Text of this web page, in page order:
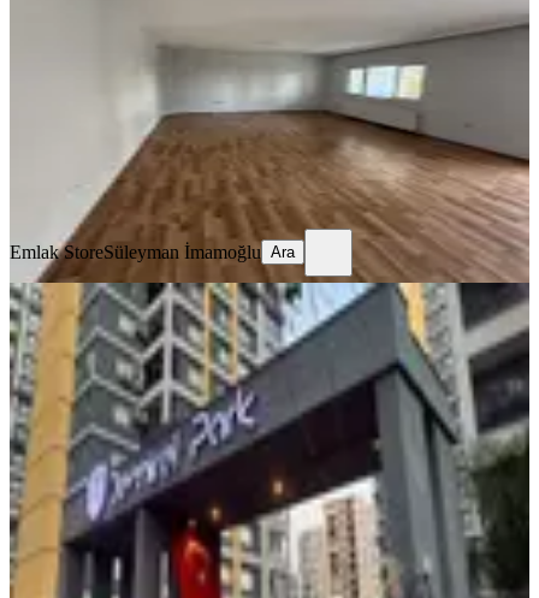
2. Kat·04.08.2026
27.000 ₺
Süleyman İmamoğlu
Emlak StoreSüleyman İmamoğlu Ara
YENİ
İzden Demirelpark Sitesinde 2+1
Kiralık
Seyhan, Pınar Mahallesi
2+1·110 m²·1. Kat 03.08.2026
300.000 ₺
İZ - art GAYRİMENKULOnur G